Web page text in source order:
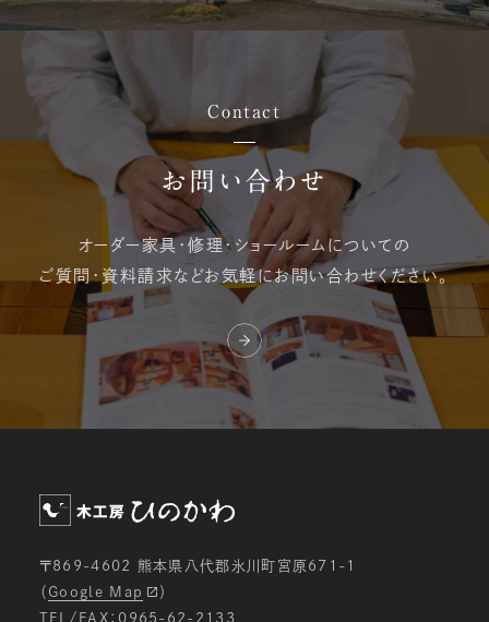
Contact
お問い合わせ
オーダー家具・修理・ ショールームについての
ご質問・資料請求などお気軽にお問い合わせください。
〒869-4602 熊本県八代郡氷川町宮原671-1
（ Google Map
）
TEL/FAX：0965-62-2133